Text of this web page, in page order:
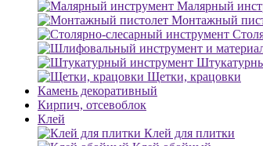
Малярный
Монтажный
Щетки, крацовки
Камень декоративный
Кирпич, отсевоблок
Клей
Клей для плитки